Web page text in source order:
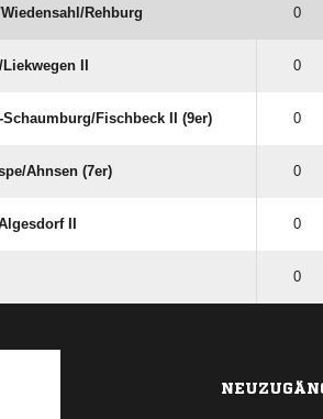
​Rehburg 0
II 0
Schaumburg/​Fischbeck II (9er) 0
​Ahnsen (7er) 0
II 0
0